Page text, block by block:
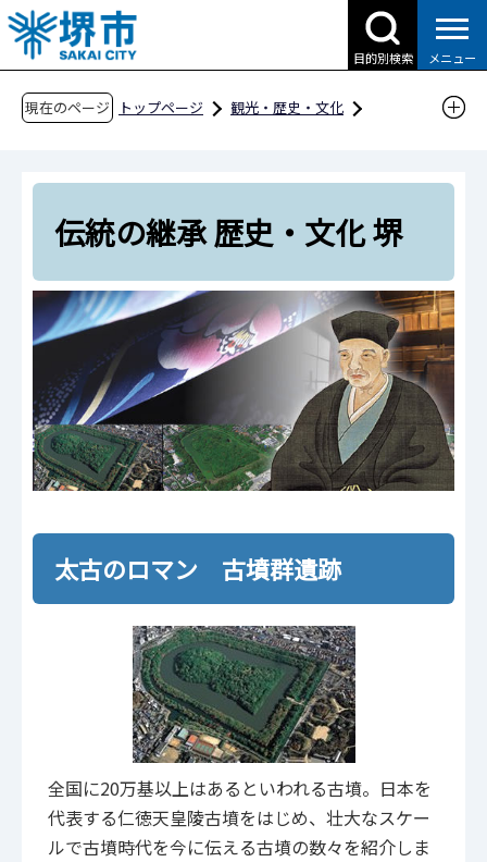
こ
の
ペ
目的別検索 メニュー
現在のページ トップページ
観光・歴史・文化
伝統の継承 歴史・文化 堺
伝統の継承 歴史・文化 堺
太古のロマン 古墳群遺跡
全国に20万基以上はあるといわれる古墳。日本を
代表する仁徳天皇陵古墳をはじめ、壮大なスケー
ルで古墳時代を今に伝える古墳の数々を紹介しま